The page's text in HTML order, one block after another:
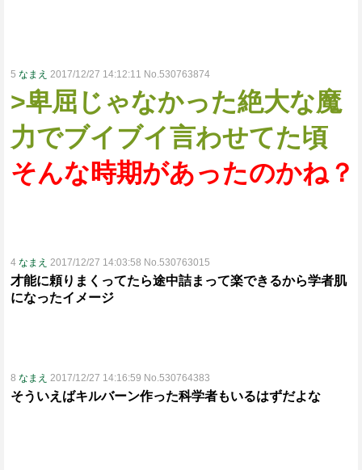
5 なまえ 2017/12/27 14:12:11 No.530763874
>卑屈じゃなかった絶大な魔
力でブイブイ言わせてた頃
そんな時期があったのかね？
4 なまえ 2017/12/27 14:03:58 No.530763015
才能に頼りまくってたら途中詰まって楽できるから学者肌
になったイメージ
8 なまえ 2017/12/27 14:16:59 No.530764383
そういえばキルバーン作った科学者もいるはずだよな